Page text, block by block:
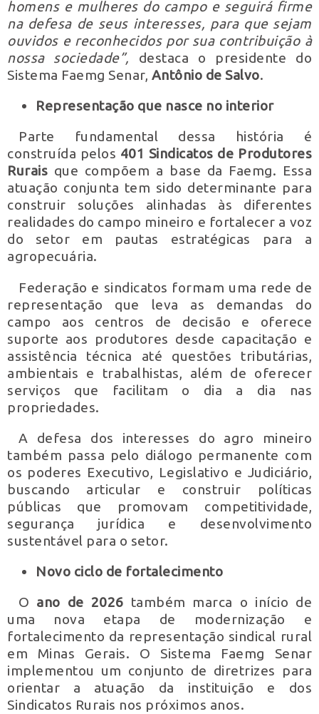
homens e mulheres do campo e seguirá firme
na defesa de seus interesses, para que sejam
ouvidos e reconhecidos por sua contribuição à
nossa sociedade”, destaca o presidente do
Sistema Faemg Senar, Antônio de Salvo.
Representação que nasce no interior
Parte fundamental dessa história é
construída pelos 401 Sindicatos de Produtores
Rurais que compõem a base da Faemg. Essa
atuação conjunta tem sido determinante para
construir soluções alinhadas às diferentes
realidades do campo mineiro e fortalecer a voz
do setor em pautas estratégicas para a
agropecuária.
Federação e sindicatos formam uma rede de
representação que leva as demandas do
campo aos centros de decisão e oferece
suporte aos produtores desde capacitação e
assistência técnica até questões tributárias,
ambientais e trabalhistas, além de oferecer
serviços que facilitam o dia a dia nas
propriedades.
A defesa dos interesses do agro mineiro
também passa pelo diálogo permanente com
os poderes Executivo, Legislativo e Judiciário,
buscando articular e construir políticas
públicas que promovam competitividade,
segurança jurídica e desenvolvimento
sustentável para o setor.
Novo ciclo de fortalecimento
O ano de 2026 também marca o início de
uma nova etapa de modernização e
fortalecimento da representação sindical rural
em Minas Gerais. O Sistema Faemg Senar
implementou um conjunto de diretrizes para
orientar a atuação da instituição e dos
Sindicatos Rurais nos próximos anos.